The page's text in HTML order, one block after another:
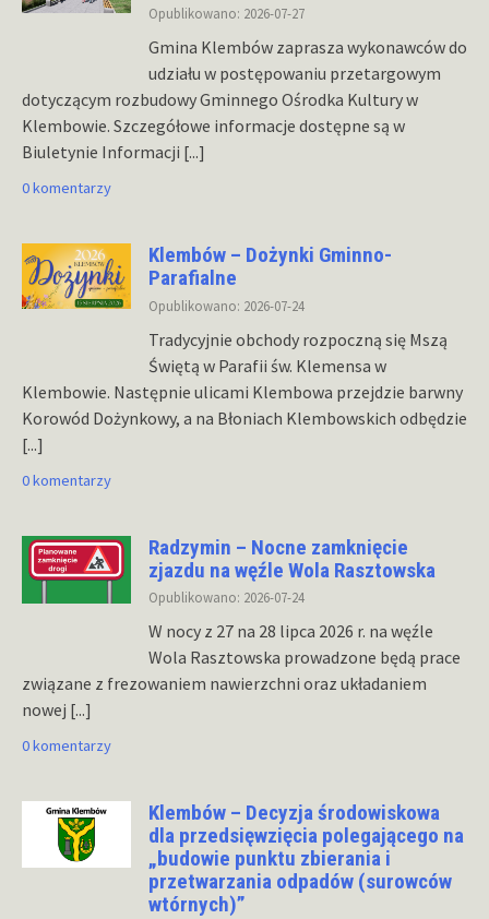
Opublikowano: 2026-07-27
Gmina Klembów zaprasza wykonawców do
udziału w postępowaniu przetargowym
dotyczącym rozbudowy Gminnego Ośrodka Kultury w
Klembowie. Szczegółowe informacje dostępne są w
Biuletynie Informacji [...]
0 komentarzy
Klembów – Dożynki Gminno-
Parafialne
Opublikowano: 2026-07-24
Tradycyjnie obchody rozpoczną się Mszą
Świętą w Parafii św. Klemensa w
Klembowie. Następnie ulicami Klembowa przejdzie barwny
Korowód Dożynkowy, a na Błoniach Klembowskich odbędzie
[...]
0 komentarzy
Radzymin – Nocne zamknięcie
zjazdu na węźle Wola Rasztowska
Opublikowano: 2026-07-24
W nocy z 27 na 28 lipca 2026 r. na węźle
Wola Rasztowska prowadzone będą prace
związane z frezowaniem nawierzchni oraz układaniem
nowej [...]
0 komentarzy
Klembów – Decyzja środowiskowa
dla przedsięwzięcia polegającego na
„budowie punktu zbierania i
przetwarzania odpadów (surowców
wtórnych)”